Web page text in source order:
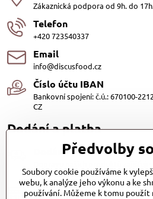
Zákaznická podpora od 9h. do
Telefon
+420 723540337
Email
info@discusfood.cz
Číslo účtu IBAN
Bankovní spojení: č.ú.: 670100-
CZ
Dodání a platba
Dodání
s.r.o. a Zásilkovna
Platby
Předvolby
Soubory cookie používáme k
webu, k analýze jeho výkonu a ke
používání. Můžeme k tomu